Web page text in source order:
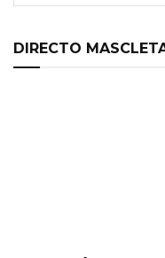
DIRECTO